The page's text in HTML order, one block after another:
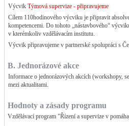
Výcvik Týmová supervize - připravujeme
Cílem 110hodinového výcviku je připravit
kompetencemi. Do tohoto „nástavbového“
v kterémkoliv vzdělávacím institutu.
Výcvik připravujeme v partnerské spolupráci s
B. Jednorázové akce
Informace o jednorázových akcích (workshopy,
mezi aktualitami.
Hodnoty a zásady programu
Vzdělávací program "Řízení a supervize v